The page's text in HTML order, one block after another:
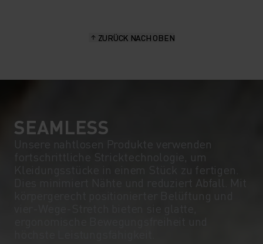
ZURÜCK NACH OBEN
SEAMLESS
Unsere nahtlosen Produkte verwenden
fortschrittliche Stricktechnologie, um
Kleidungsstücke in einem Stück zu fertigen.
Dies minimiert Nähte und reduziert Abfall. Mit
körpergerecht positionierter Belüftung und